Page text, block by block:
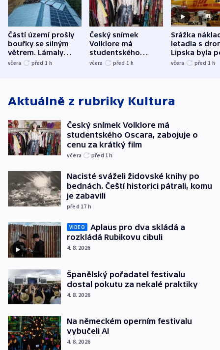
Částí území prošly
bouřky se silným
větrem. Lámaly
stromy a poničily
včera před 1 h
Český snímek
Volklore má
studentského
Oscara, zabojuje o
včera před 1 h
Srážka
letadla s
Lipska byla
německého
včera před 1 h
Aktuálně z rubriky Kultura
Český snímek Volklore má
studentského Oscara, zabojuje o
cenu za krátký film
včera před 1h
Nacisté sváželi židovské knihy po
bednách. Čeští historici pátrali, komu
je zabavili
před 17 h
VIDEO
Aplaus pro dva skládá a
rozkládá Rubikovu cibuli
4. 8. 2026
Španělský pořadatel festivalu
dostal pokutu za nekalé praktiky
4. 8. 2026
Na německém operním festivalu
vybučeli AI
4. 8. 2026